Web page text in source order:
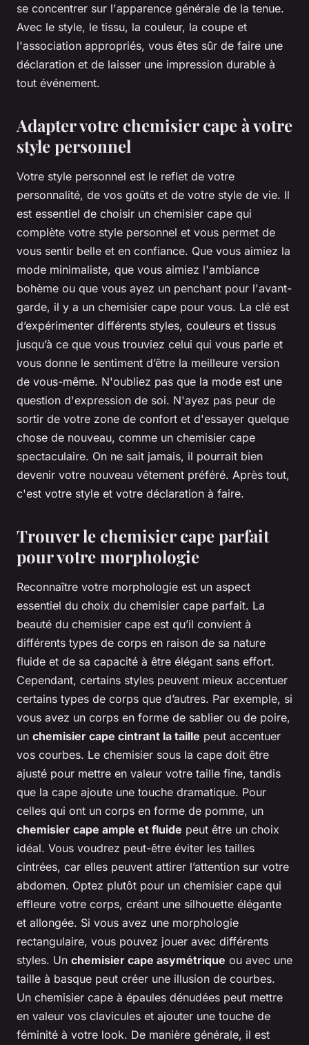
se concentrer sur l'apparence générale de la tenue.
Avec le style, le tissu, la couleur, la coupe et
l'association appropriés, vous êtes sûr de faire une
déclaration et de laisser une impression durable à
tout événement.
Adapter votre chemisier cape à votre
style personnel
Votre style personnel est le reflet de votre
personnalité, de vos goûts et de votre style de vie. Il
est essentiel de choisir un chemisier cape qui
complète votre style personnel et vous permet de
vous sentir belle et en confiance. Que vous aimiez la
mode minimaliste, que vous aimiez l'ambiance
bohème ou que vous ayez un penchant pour l'avant-
garde, il y a un chemisier cape pour vous. La clé est
d’expérimenter différents styles, couleurs et tissus
jusqu’à ce que vous trouviez celui qui vous parle et
vous donne le sentiment d’être la meilleure version
de vous-même. N'oubliez pas que la mode est une
question d'expression de soi. N'ayez pas peur de
sortir de votre zone de confort et d'essayer quelque
chose de nouveau, comme un chemisier cape
spectaculaire. On ne sait jamais, il pourrait bien
devenir votre nouveau vêtement préféré. Après tout,
c'est votre style et votre déclaration à faire.
Trouver le chemisier cape parfait
pour votre morphologie
Reconnaître votre morphologie est un aspect
essentiel du choix du chemisier cape parfait. La
beauté du chemisier cape est qu’il convient à
différents types de corps en raison de sa nature
fluide et de sa capacité à être élégant sans effort.
Cependant, certains styles peuvent mieux accentuer
certains types de corps que d’autres. Par exemple, si
vous avez un corps en forme de sablier ou de poire,
un chemisier cape cintrant la taille peut accentuer
vos courbes. Le chemisier sous la cape doit être
ajusté pour mettre en valeur votre taille fine, tandis
que la cape ajoute une touche dramatique. Pour
celles qui ont un corps en forme de pomme, un
chemisier cape ample et fluide peut être un choix
idéal. Vous voudrez peut-être éviter les tailles
cintrées, car elles peuvent attirer l’attention sur votre
abdomen. Optez plutôt pour un chemisier cape qui
effleure votre corps, créant une silhouette élégante
et allongée. Si vous avez une morphologie
rectangulaire, vous pouvez jouer avec différents
styles. Un chemisier cape asymétrique ou avec une
taille à basque peut créer une illusion de courbes.
Un chemisier cape à épaules dénudées peut mettre
en valeur vos clavicules et ajouter une touche de
féminité à votre look. De manière générale, il est